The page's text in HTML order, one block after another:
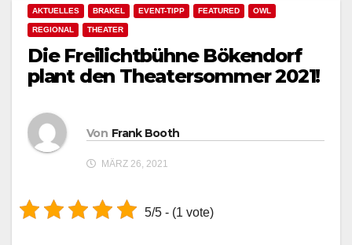
AKTUELLES BRAKEL EVENT-TIPP FEATURED OWL
REGIONAL THEATER
Die Freilichtbühne Bökendorf
plant den Theatersommer 2021!
Von Frank Booth
MÄRZ 26, 2021
5/5 - (1 vote)